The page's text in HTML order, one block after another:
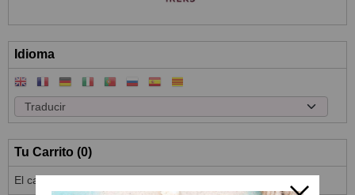
Idioma
Tu Carrito (0)
El carrito de la compra está vacío